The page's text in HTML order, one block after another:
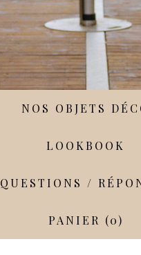
NOS OBJETS
LOOKBOOK
QUESTIONS /
PANIER (0)